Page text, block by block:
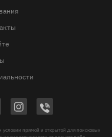
условии прямой и открытой для поисковых